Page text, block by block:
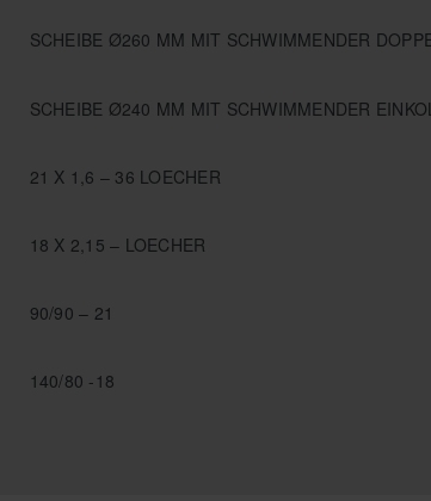
SCHEIBE Ø260 MM MIT SCHWIMMENDER
SCHEIBE Ø240 MM MIT SCHWIMMENDER
21 X 1,6 – 36 LOECHER
18 X 2,15 – LOECHER
90/90 – 21
140/80 -18